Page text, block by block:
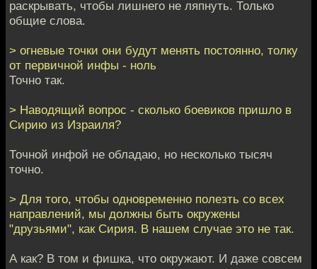
раскрывать, чтобы лишнего не ляпнуть. Только
общие слова.
> огневые точки они будут менять постоянно, толку
от первичной инфы - ноль
Точно так.
> Наводящий вопрос - сколько боевиков пришло в
Сирию из Израиля?
Точной инфой не обладаю, но несколько тысяч
точно.
> Для того, чтобы одновременно полезть со всех
направлений, мы должны быть окружены
"друзьями", как Сирия. В нашем случае это не так.
А как? В том и фишка, что окружают. И даже совсем